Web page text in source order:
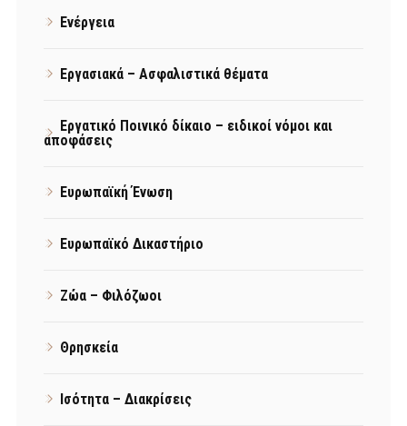
Ενέργεια
Εργασιακά – Ασφαλιστικά θέματα
Εργατικό Ποινικό δίκαιο – ειδικοί νόμοι και
αποφάσεις
Ευρωπαϊκή Ένωση
Ευρωπαϊκό Δικαστήριο
Ζώα – Φιλόζωοι
Θρησκεία
Ισότητα – Διακρίσεις